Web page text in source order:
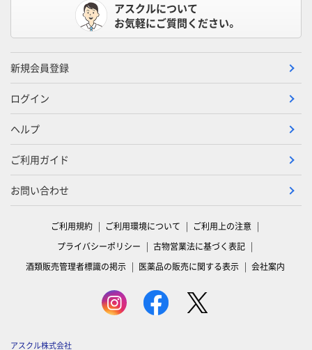
アスクルについて
お気軽にご質問ください。
新規会員登録
ログイン
ヘルプ
ご利用ガイド
お問い合わせ
ご利用規約 ご利用環境について
ご利用上の注意
プライバシーポリシー
古物営業法に基づく表記
酒類販売管理者標識の掲示
医薬品の販売に関する表示 会社案内
アスクル株式会社